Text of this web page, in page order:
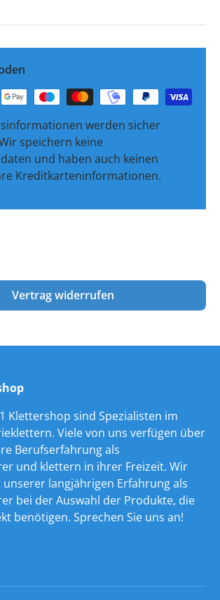
werden sicher
speichern keine
und haben auch keinen
Kreditkarteninformationen.
Vertrag widerrufen
Klettershop sind Spezialisten im
Viele von uns verfügen über
Berufserfahrung als
und klettern in ihrer Freizeit. Wir
langjährigen Erfahrung als
bei der Auswahl der Produkte, die
benötigen. Sprechen Sie uns an!